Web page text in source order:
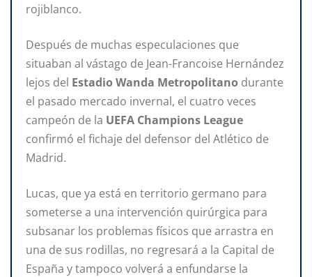
rojiblanco.
Después de muchas especulaciones que
situaban al vástago de Jean-Francoise Hernández
lejos del Estadio Wanda Metropolitano durante
el pasado mercado invernal, el cuatro veces
campeón de la UEFA Champions League
confirmó el fichaje del defensor del Atlético de
Madrid.
Lucas, que ya está en territorio germano para
someterse a una intervención quirúrgica para
subsanar los problemas físicos que arrastra en
una de sus rodillas, no regresará a la Capital de
España y tampoco volverá a enfundarse la